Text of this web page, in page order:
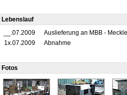
Lebenslauf
__.07.2009
Auslieferung an MBB -
1x.07.2009
Abnahme
Fotos